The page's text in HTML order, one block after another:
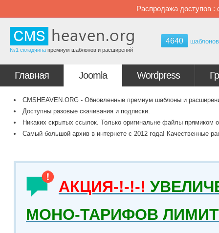
Распродажа доступов :
№1 складчина премиум шаблонов и расширений
4640 шаблонов
Главная Joomla Wordpress
CMSHEAVEN.ORG - Обновленные премиум шаблоны и
Доступны разовые скачивания и подписки.
Никаких скрытых ссылок. Только оригинальне файлы прямиком
Самый большой архив в интернете с 2012 года! Качественные
АКЦИЯ-!-!-!
МОНО-ТАРИФОВ